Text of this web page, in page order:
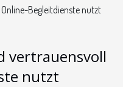
Begleitdienste nutzt
vertrauensvoll
nutzt